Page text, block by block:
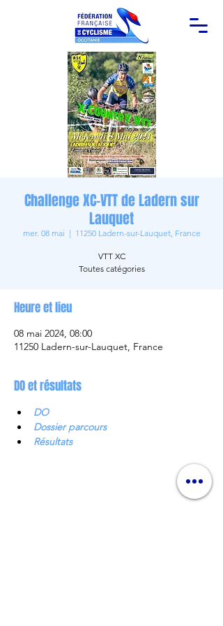
Challenge XC-VTT de Ladern sur
Lauquet
mer. 08 mai
  |
11250 Ladern-sur-Lauquet, France
VTT XC
Toutes catégories
Heure et lieu
08 mai 2024, 08:00
11250 Ladern-sur-Lauquet, France
DO et résultats
DO
Dossier parcours
Résultats